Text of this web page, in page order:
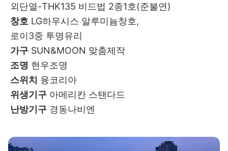
외단열-THK135 비드법 2종1호(준불연)
창호 LG하우시스 알루미늄창호,
로이3중 투명유리
가구 SUN&MOON 맞춤제작
조명 현우조명
스위치 융코리아
위생기구 아메리칸 스탠다드
난방기구 경동나비엔